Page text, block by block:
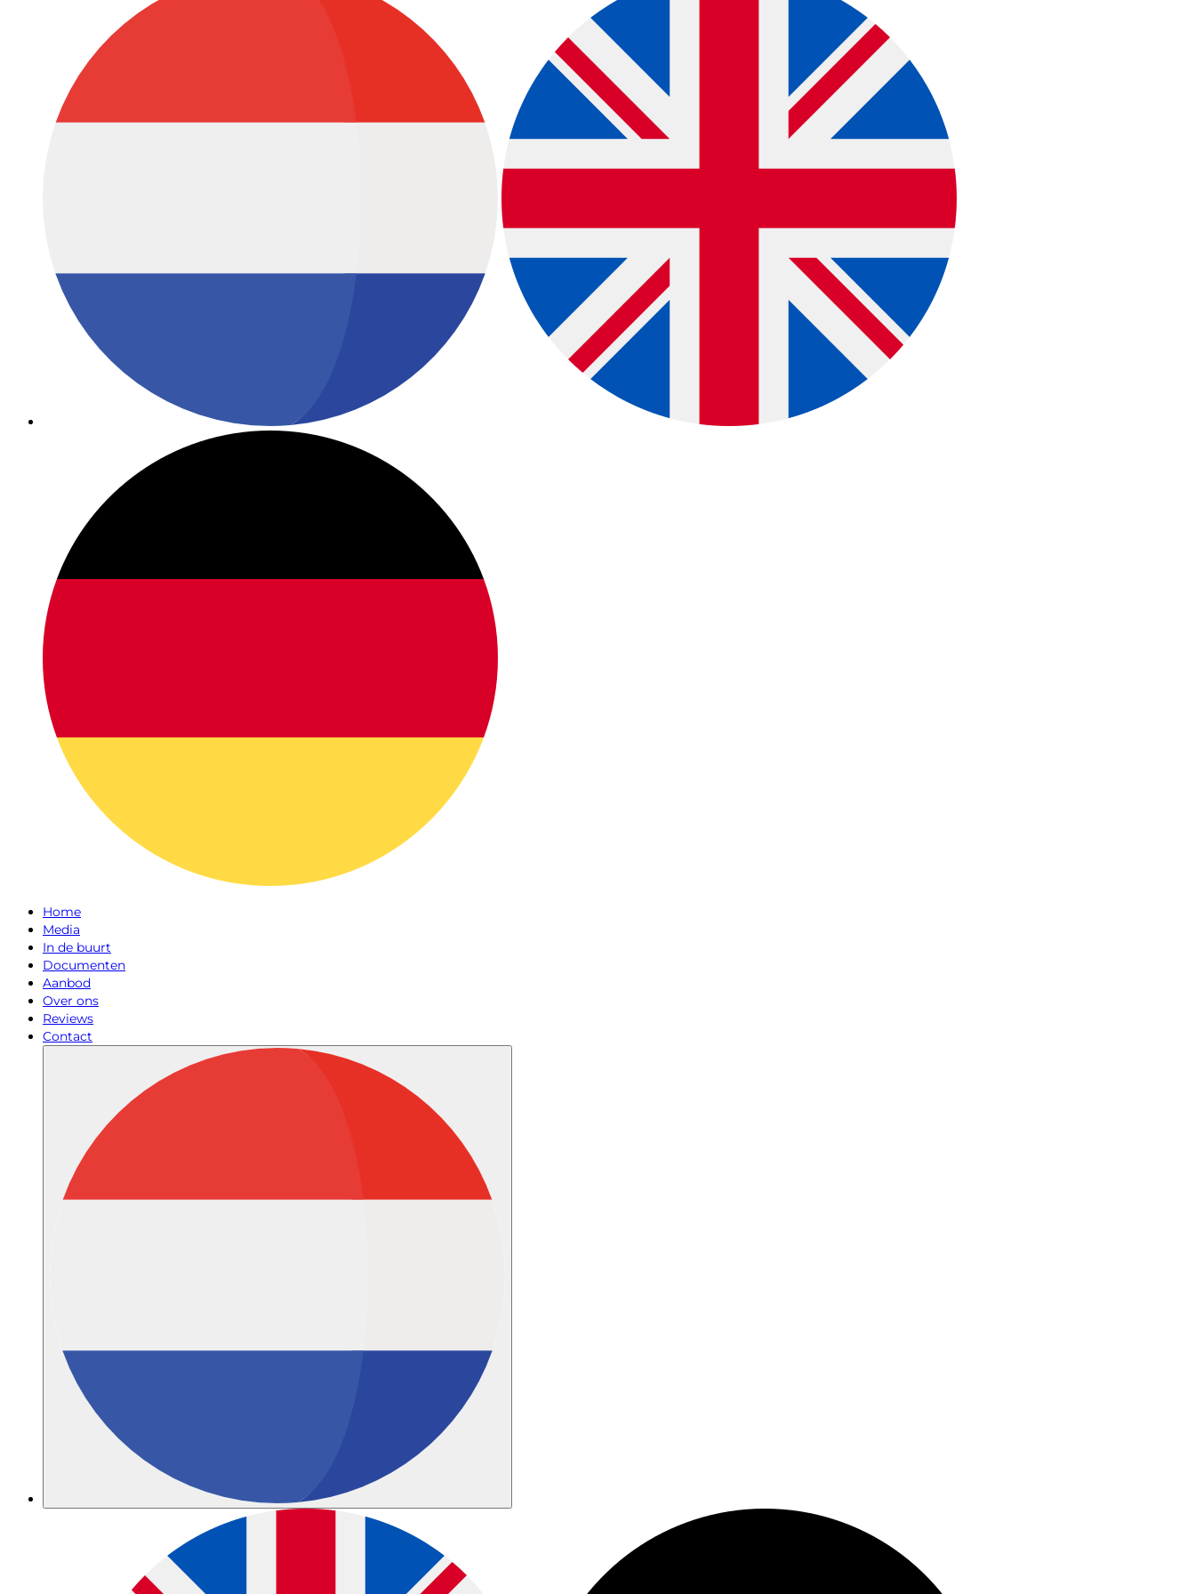
Home
Media
In de buurt
Documenten
Aanbod
Over ons
Reviews
Contact